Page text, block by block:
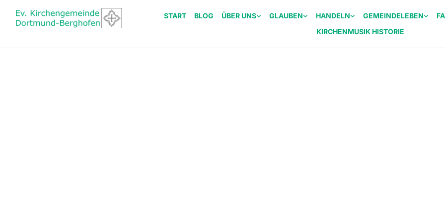
START BLOG ÜBER UNS GLAUBEN HANDELN GEMEINDELEBEN
KIRCHENMUSIK HISTORIE